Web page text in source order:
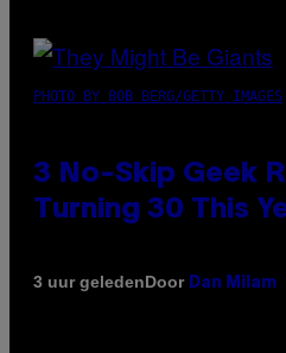
PHOTO BY BOB BERG/GETTY IMAGES
3 No-Skip Geek
Turning 30 This
3 uur geledenDoor Dan Milam